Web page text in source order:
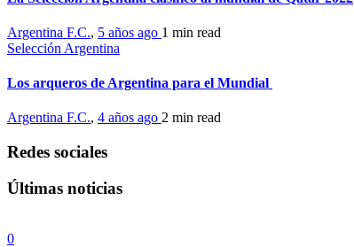
Argentina F.C., 5 años ago 1 min read
Selección Argentina
Los arqueros de Argentina para el Mundial
Argentina F.C., 4 años ago 2 min read
Redes sociales
Últimas noticias
0